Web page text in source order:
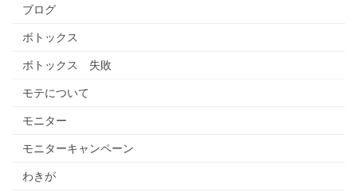
ブログ
ボトックス
ボトックス 失敗
モテについて
モニター
モニターキャンペーン
わきが